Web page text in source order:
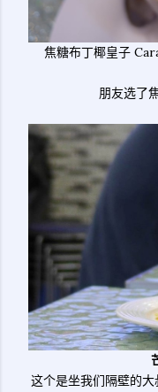
焦糖布丁椰皇子
朋友选了
这个是坐我们隔壁的